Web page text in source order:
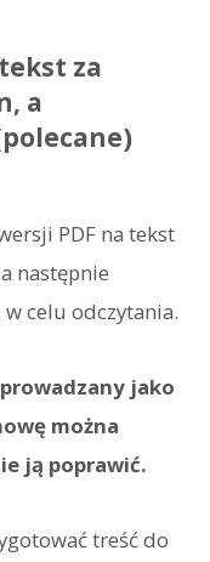
za
a
PDF na tekst
następnie
celu odczytania.
jako
można
ją poprawić.
treść do